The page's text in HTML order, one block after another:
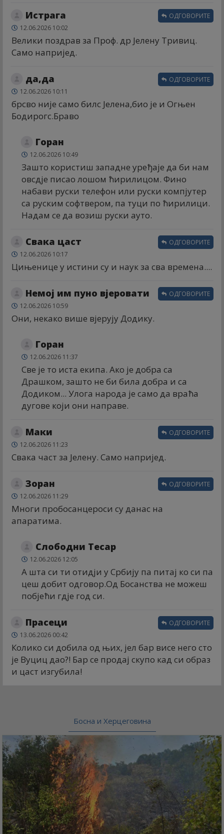
Истрага
12.06.2026 10:02
Велики поздрав за Проф. др Јелену Тривиц.
Само напријед.
ОДГОВОРИТЕ
да,да
12.06.2026 10:11
брсво није само билс Јелена,био је и Огњен
Бодирогс.Браво
ОДГОВОРИТЕ
Горан
12.06.2026 10:49
Зашто користиш западне уређаје да би нам
овсдје писао лошом ћирилицом. Фино
набави руски телефон или руски компјутер
са руским софтвером, па туци по ћирилици.
Надам се да возиш руски ауто.
Свака цаст
12.06.2026 10:17
Цињенице у истини су и наук за сва времена....
ОДГОВОРИТЕ
Немој им пуно вјеровати
12.06.2026 10:59
Они, некако више вјерују Додику.
ОДГОВОРИТЕ
Горан
12.06.2026 11:37
Све је то иста екипа. Ако је добра са
Драшком, зашто не би била добра и са
Додиком... Улога народа је само да враћа
дугове који они направе.
Маки
12.06.2026 11:23
Свака част за Јелену. Само напријед.
ОДГОВОРИТЕ
Зоран
12.06.2026 11:29
Многи пробосанцероси су данас на
апаратима.
ОДГОВОРИТЕ
Слободни Тесар
12.06.2026 12:05
А шта си ти отидји у Србију па питај ко си па
цеш добит одговор.Од Босанства не можеш
побјећи гдје год си.
Прасеци
13.06.2026 00:42
Колико си добила од њих, јел бар висе него сто
је Вуциц дао?! Бар се продај скупо кад си образ
и цаст изгубила!
ОДГОВОРИТЕ
Босна и Херцеговина